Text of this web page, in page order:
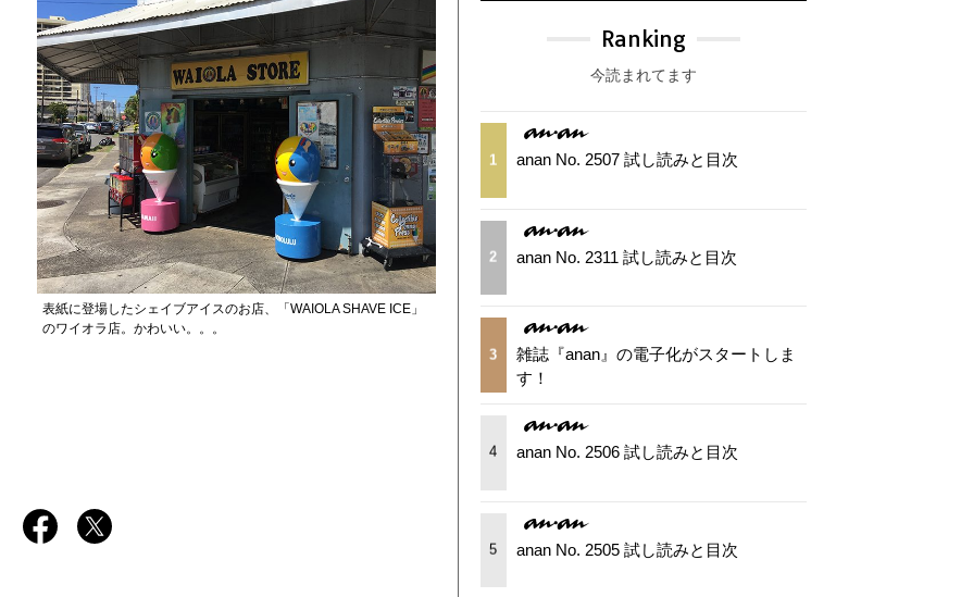
表紙に登場したシェイブアイスのお店、「WAIOLA SHAVE ICE」
のワイオラ店。かわいい。。。
Ranking
今読まれてます
1 anan No. 2507 試し読みと目次
2 anan No. 2311 試し読みと目次
3
雑誌『anan』の電子化がスタートしま
す！
4 anan No. 2506 試し読みと目次
5 anan No. 2505 試し読みと目次